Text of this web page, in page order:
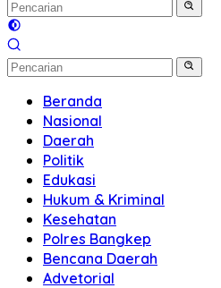
Beranda
Nasional
Daerah
Politik
Edukasi
Hukum & Kriminal
Kesehatan
Polres Bangkep
Bencana Daerah
Advetorial